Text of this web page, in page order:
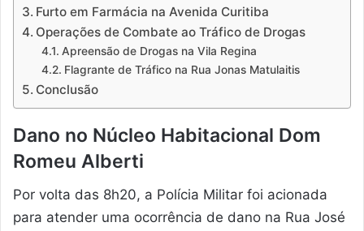
Furto em Farmácia na Avenida Curitiba
Operações de Combate ao Tráfico de Drogas
Apreensão de Drogas na Vila Regina
Flagrante de Tráfico na Rua Jonas Matulaitis
Conclusão
Dano no Núcleo Habitacional Dom
Romeu Alberti
Por volta das 8h20, a Polícia Militar foi acionada
para atender uma ocorrência de dano na Rua José